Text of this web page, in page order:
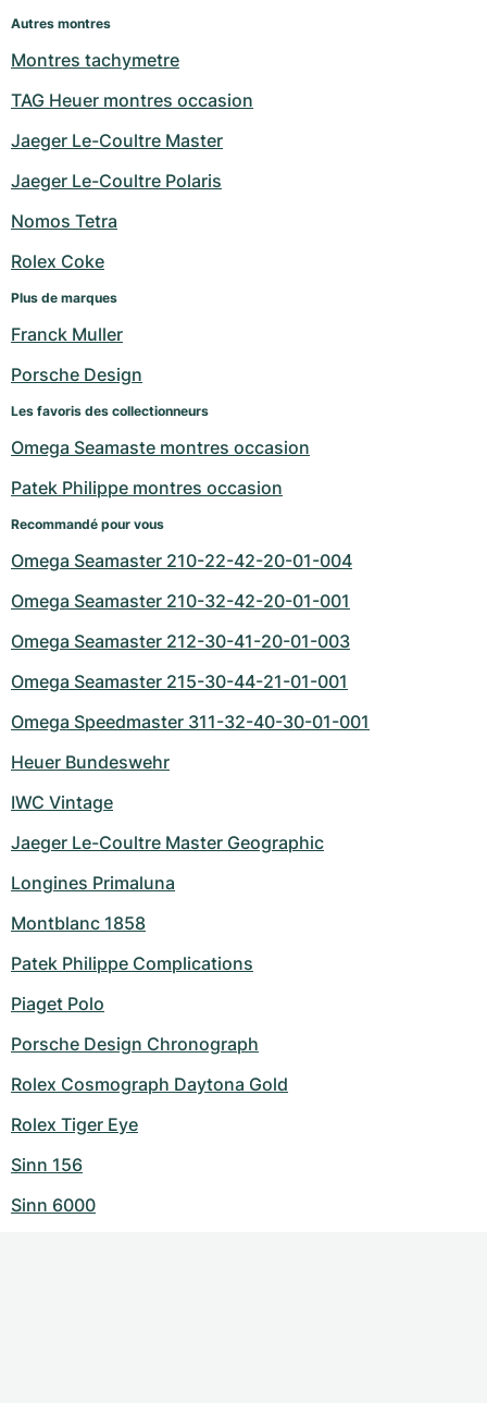
Autres montres
Montres tachymetre
TAG Heuer montres occasion
Jaeger Le-Coultre Master
Jaeger Le-Coultre Polaris
Nomos Tetra
Rolex Coke
Plus de marques
Franck Muller
Porsche Design
Les favoris des collectionneurs
Omega Seamaste montres occasion
Patek Philippe montres occasion
Recommandé pour vous
Omega Seamaster 210-22-42-20-01-004
Omega Seamaster 210-32-42-20-01-001
Omega Seamaster 212-30-41-20-01-003
Omega Seamaster 215-30-44-21-01-001
Omega Speedmaster 311-32-40-30-01-001
Heuer Bundeswehr
IWC Vintage
Jaeger Le-Coultre Master Geographic
Longines Primaluna
Montblanc 1858
Patek Philippe Complications
Piaget Polo
Porsche Design Chronograph
Rolex Cosmograph Daytona Gold
Rolex Tiger Eye
Sinn 156
Sinn 6000